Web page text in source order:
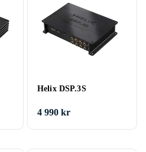
Helix DSP.3S
4 990 kr